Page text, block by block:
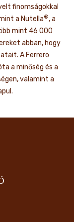
finomságokkal
a Nutella®, a
mint 46 000
abban, hogy
A Ferrero
a minőség és a
valamint a